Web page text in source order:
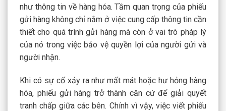
như thông tin về hàng hóa. Tầm quan trọng của phiếu
gửi hàng không chỉ nằm ở việc cung cấp thông tin cần
thiết cho quá trình gửi hàng mà còn ở vai trò pháp lý
của nó trong việc bảo vệ quyền lợi của người gửi và
người nhận.
Khi có sự cố xảy ra như mất mát hoặc hư hỏng hàng
hóa, phiếu gửi hàng trở thành căn cứ để giải quyết
tranh chấp giữa các bên. Chính vì vậy, việc viết phiếu